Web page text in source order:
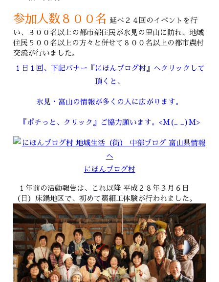
参加人数８００名 延べ２４回のイベントを行
い、３００名以上の都市部住民が氷見の里山に訪れ、地域
住民５００名以上の方々と併せて８００名以上の都市農村
交流が行いました。
１日１回、下記バナー『にほんブログ村』へクリックして
頂くと、
氷見・富山の情報が多くの人に広がります。
『ポチっと、クリック』ご協力願います。<M(_ _)M>
にほんブログ村
１年前の活動報告は、これ以降 平成２８年３月６日
（日）床鍋地区で、初めて藁細工体験が行われました。